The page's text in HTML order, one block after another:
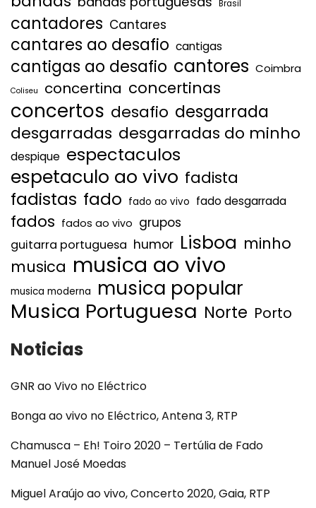
Brasil
cantadores Cantares
cantares ao desafio cantigas
cantigas ao desafio cantores Coimbra
Coliseu concertina concertinas
concertos desafio desgarrada
desgarradas desgarradas do minho
despique espectaculos
espetaculo ao vivo fadista
fadistas fado fado ao vivo fado desgarrada
fados fados ao vivo grupos
guitarra portuguesa humor Lisboa minho
musica musica ao vivo
musica moderna musica popular
Musica Portuguesa Norte Porto
Noticias
GNR ao Vivo no Eléctrico
Bonga ao vivo no Eléctrico, Antena 3, RTP
Chamusca – Eh! Toiro 2020 – Tertúlia de Fado
Manuel José Moedas
Miguel Araújo ao vivo, Concerto 2020, Gaia, RTP